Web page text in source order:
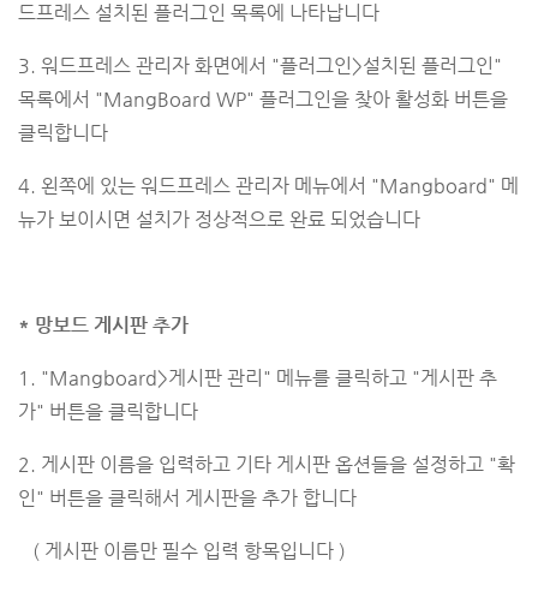
드프레스 설치된 플러그인 목록에 나타납니다
3. 워드프레스 관리자 화면에서 "플러그인>설치된 플러그인"
목록에서 "MangBoard WP" 플러그인을 찾아 활성화 버튼을
클릭합니다
4. 왼쪽에 있는 워드프레스 관리자 메뉴에서 "Mangboard" 메
뉴가 보이시면 설치가 정상적으로 완료 되었습니다
* 망보드 게시판 추가
1. "Mangboard>게시판 관리" 메뉴를 클릭하고 "게시판 추
가" 버튼을 클릭합니다
2. 게시판 이름을 입력하고 기타 게시판 옵션들을 설정하고 "확
인" 버튼을 클릭해서 게시판을 추가 합니다
( 게시판 이름만 필수 입력 항목입니다 )